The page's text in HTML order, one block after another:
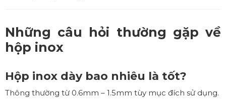
Những câu hỏi thường gặp về
hộp inox
Hộp inox dày bao nhiêu là tốt?
Thông thường từ 0.6mm – 1.5mm tùy mục đích sử dụng.